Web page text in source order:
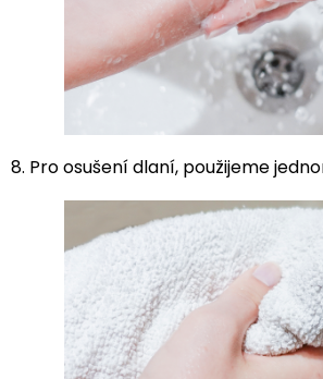
8. Pro osušení dlaní, použijeme